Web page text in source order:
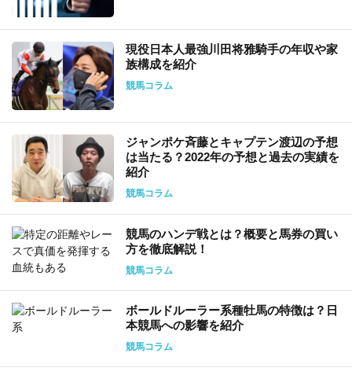
現役日本人最強川田将雅騎手の年収や家
族構成を紹介
競馬コラム
ジャンポケ斉藤とキャプテン渡辺の予想
は当たる？2022年の予想と過去の実績を
紹介
競馬コラム
競馬のハンデ戦とは？概要と馬券の買い
方を徹底解説！
競馬コラム
ボールドルーラー系種牡馬の特徴は？日
本競馬への影響を紹介
競馬コラム